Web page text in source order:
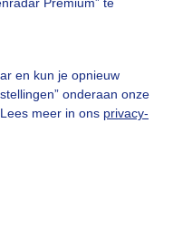
en kun je opnieuw
onderaan onze
meer in ons privacy-